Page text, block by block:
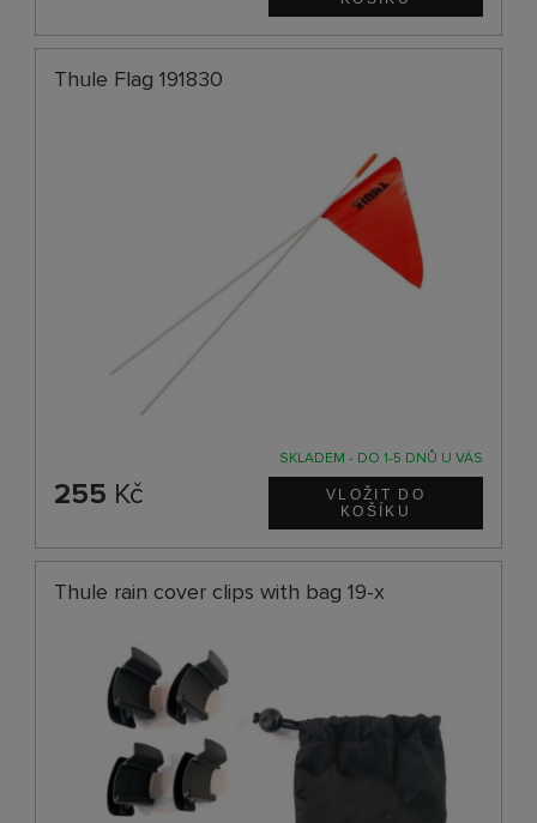
Thule Flag 191830
SKLADEM - DO 1-5 DNŮ U VÁS
255 Kč
Thule rain cover clips with bag 19-x